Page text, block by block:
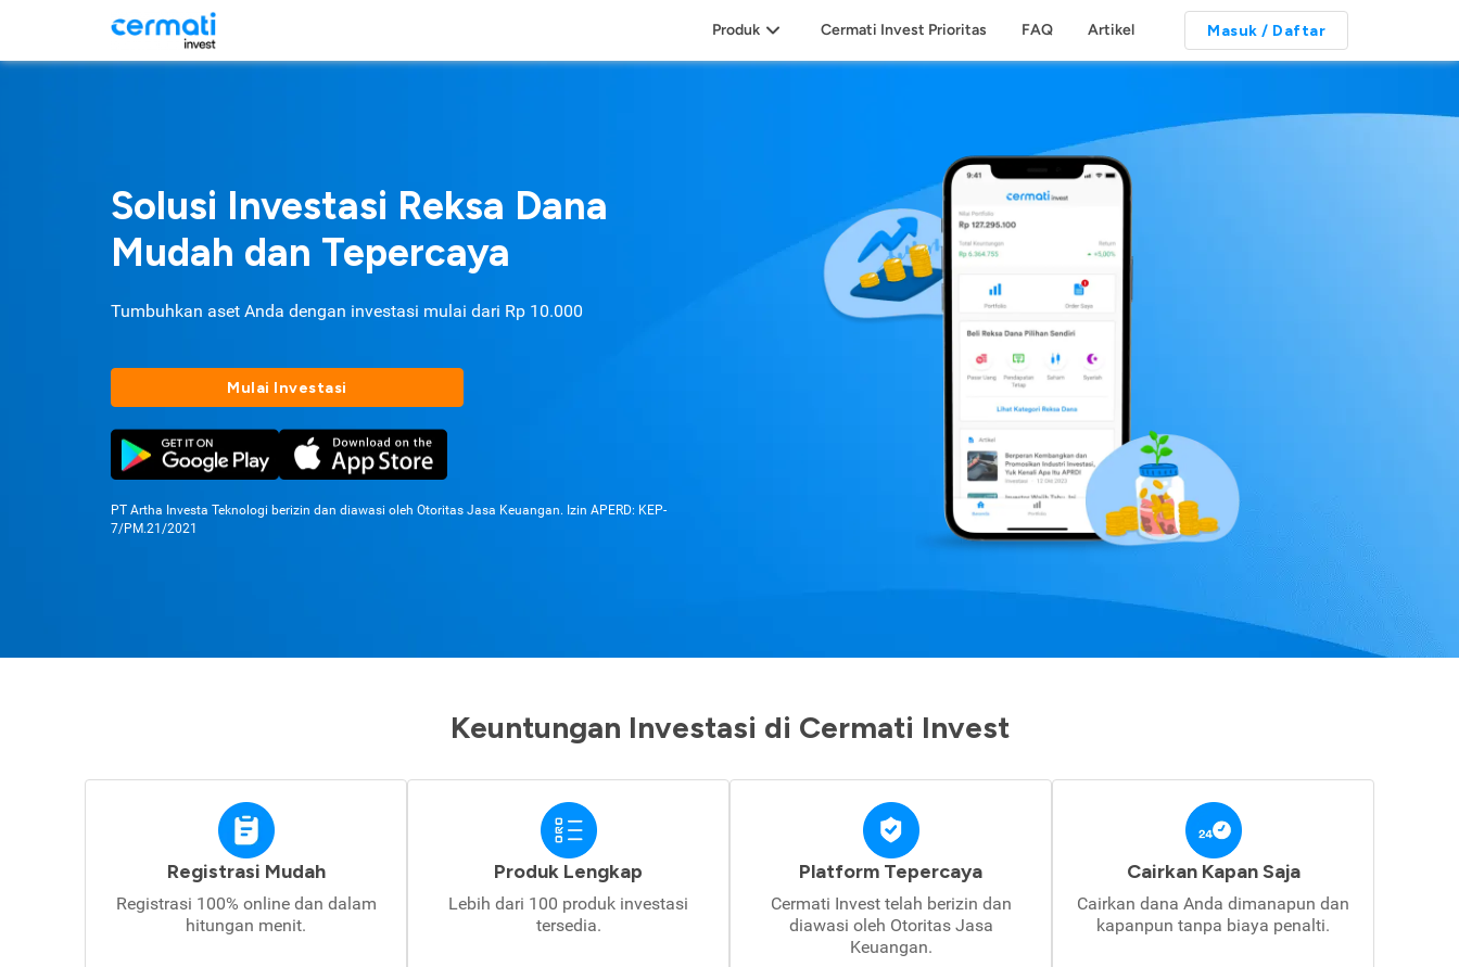
Produk Cermati Invest Prioritas FAQ Artikel Masuk / Daftar
Solusi Investasi Reksa Dana
Mudah dan Tepercaya
Tumbuhkan aset Anda dengan investasi mulai dari Rp 10.000
Mulai Investasi
PT Artha Investa Teknologi berizin dan diawasi oleh Otoritas Jasa Keuangan. Izin APERD: KEP-
7/PM.21/2021
Keuntungan Investasi di Cermati Invest
Registrasi Mudah
Registrasi 100% online dan dalam
hitungan menit.
Produk Lengkap
Lebih dari 100 produk investasi
tersedia.
Platform Tepercaya
Cermati Invest telah berizin dan
diawasi oleh Otoritas Jasa
Keuangan.
Cairkan Kapan Saja
Cairkan dana Anda dimanapun dan
kapanpun tanpa biaya penalti.